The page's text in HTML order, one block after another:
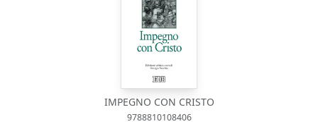
IMPEGNO CON CRISTO
9788810108406